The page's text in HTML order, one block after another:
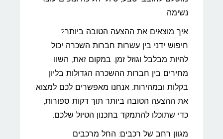
נשימה.
איך מוצאים את ההצעה הטובה ביותר?
חיפוש ידני בין עשרות חברות השכרה יכול
להיות מבלבל וגוזל זמן. במקום זאת, השוו
מחירים בין חברות ההשכרה הגדולות בליון
בקלות ובמהירות. אנחנו מאפשרים לכם למצוא
את ההצעה הטובה ביותר תוך דקות ספורות,
כדי שתוכלו להתמקד בתכנון הטיול שלכם.
מגוון רחב של רכבים: החל מרכבים